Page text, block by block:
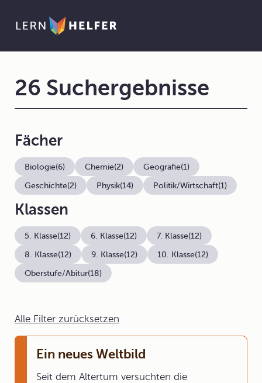
Alle Filter zurücksetzen
Ein neues Weltbild
Seit dem Altertum versuchten die
26 Suchergebnisse
Fächer
Biologie(6) Chemie(2) Geografie(1)
Geschichte(2) Physik(14) Politik/Wirtschaft(1)
Klassen
5. Klasse(12) 6. Klasse(12) 7. Klasse(12)
8. Klasse(12) 9. Klasse(12) 10. Klasse(12)
Oberstufe/Abitur(18)